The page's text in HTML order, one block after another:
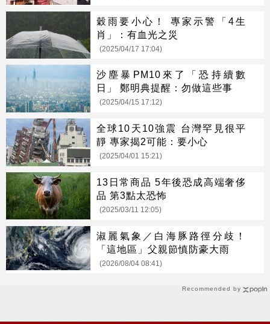
Recommended by
穀雨要小心！ 專家示警「4生
肖」：有血光之災
(2025/04/17 17:04)
沙塵暴PM10來了「恐持續數
日」 鄭明典提醒：勿做這些事
(2025/04/15 17:12)
全球10天10強震 台灣罕見很平
靜 專家揭2可能：要小心
(2025/04/01 15:21)
13日常商品 5年後恐成高端奢侈
品 第3點太恐怖
(2025/03/11 12:05)
淑麗氣象／白海豚路徑分歧！
「這地區」父親節慎防豪大雨
(2026/08/04 08:41)